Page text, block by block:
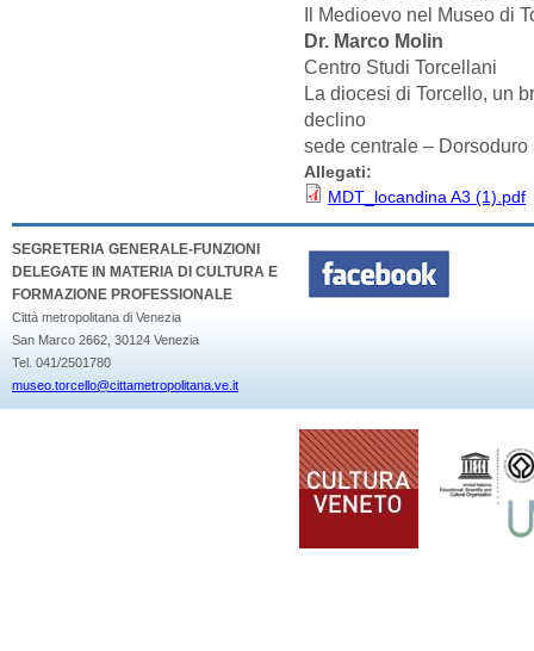
Il Medioevo nel Museo di
Dr. Marco Molin
Centro Studi Torcellani
La diocesi di Torcello, un
declino
sede centrale –
Allegati:
MDT_locandina A3 (1).pdf
SEGRETERIA GENERALE-FUNZIONI
DELEGATE IN MATERIA DI CULTURA E
FORMAZIONE PROFESSIONALE
Città metropolitana di Venezia
San Marco 2662, 30124 Venezia
Tel. 041/2501780
museo.torcello@cittametropolitana.ve.it